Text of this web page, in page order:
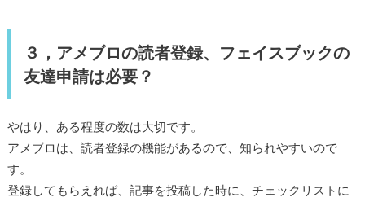
３，アメブロの読者登録、フェイスブックの
友達申請は必要？
やはり、ある程度の数は大切です。
アメブロは、読者登録の機能があるので、知られやすいので
す。
登録してもらえれば、記事を投稿した時に、チェックリストに